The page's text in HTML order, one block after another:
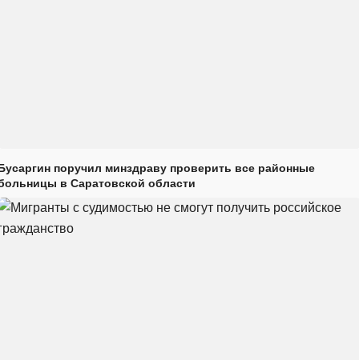
поручил минздраву проверить все районные
в Саратовской области